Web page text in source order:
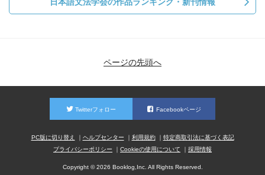
ページの先頭へ
Twitterフォロー Facebookページ
PC版に切り替え ヘルプセンター 利用規約
特定商取引法に基づく表記
プライバシーポリシー
Cookieの使用について 採用情報
Copyright © 2026 Booklog,Inc. All Rights Reserved.